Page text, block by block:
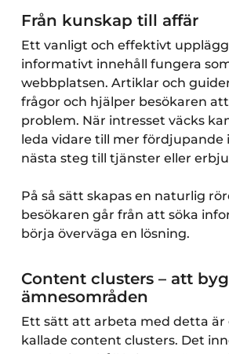
Från kunskap till affär
Ett vanligt och effektivt
informativt innehåll fungera
webbplatsen. Artiklar och
frågor och hjälper besökaren
problem. När intresset väcks
leda vidare till mer fördjupande
nästa steg till tjänster eller
På så sätt skapas en naturlig
besökaren går från att söka
börja överväga en lösning.
Content clusters – att
ämnesområden
Ett sätt att arbeta med detta är
kallade content clusters. Det